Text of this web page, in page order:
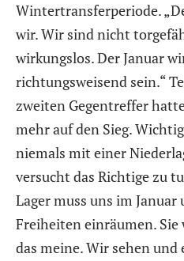
Wintertransferperiode.
wir. Wir sind nicht
wirkungslos. Der Januar
richtungsweisend sein.“
zweiten Gegentreffer
mehr auf den Sieg.
niemals mit einer
versucht das Richtige zu
Lager muss uns im
Freiheiten einräumen. Sie
das meine. Wir sehen und